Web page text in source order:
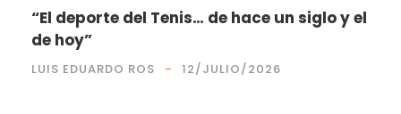
“El deporte del Tenis… de hace un siglo y el
de hoy”
LUIS EDUARDO ROS 12/JULIO/2026